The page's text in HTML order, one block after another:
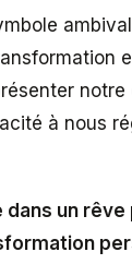
à nous
dans un